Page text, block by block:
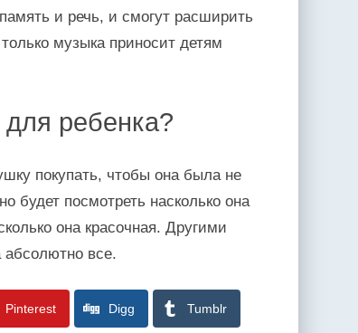
и речь, и смогут расширить
музыка приносит детям
ребенка?
покупать, чтобы она была не
будет посмотреть насколько она
она красочная. Другими
все.
Pinterest Digg Tumblr